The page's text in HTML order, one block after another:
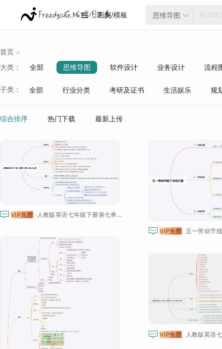
 图例/模板 思维导图 
首页 >
大类： 全部 思维导图 软件设计 业务设计
流程
子类： 全部 行业分类 考研及证书 生活娱乐 规
综合排序 热门下载 最新上传
 VIP免费 人教版英语七年级下册第七单元必备知识点
 VIP免费 五一劳动节
 VIP免费